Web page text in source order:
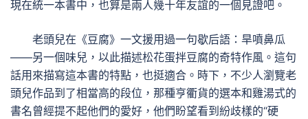
現在統一本書中，也算是兩人幾十年友誼的一個見證吧。
老頭兒在《豆腐》一文援用過一句歇后語：旱噴鼻瓜
——另一個味兒，以此描述松花蛋拌豆腐的奇特作風。這句
話用來描寫這本書的特點，也挺適合。時下，不少人瀏覽老
頭兒作品到了相當高的段位，那種亨衢貨的選本和雞湯式的
書名曾經提不起他們的愛好，他們盼望看到紛歧樣的“硬